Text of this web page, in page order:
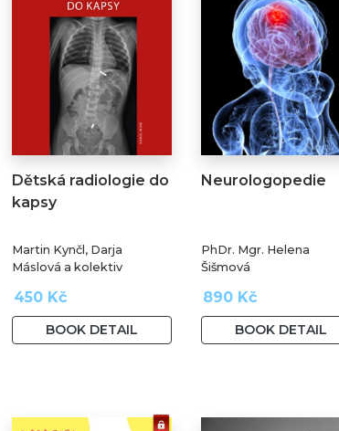
Dětská radiologie do
kapsy
Martin Kynčl, Darja
Máslová a kolektiv
450 Kč
BOOK DETAIL
Neurologopedie
PhDr. Mgr. Helena
Šišmová
890 Kč
BOOK DETAIL